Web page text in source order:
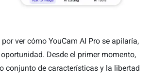
ver cómo YouCam AI Pro se apilaría,
Desde el primer momento,
conjunto de características y la libertad